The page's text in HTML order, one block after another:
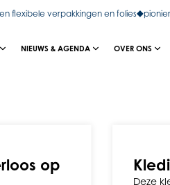
flexibele verpakkingen en folies
NIEUWS & AGENDA OVER ONS
op
Deze